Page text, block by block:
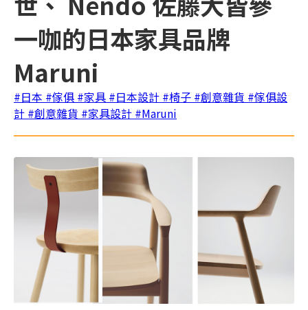
一咖的日本家具品牌
Maruni
#日本 #傢俱 #家具 #日本設計 #椅子 #創意雜貨 #傢俱設
計 #創意雜貨 #家具設計 #Maruni